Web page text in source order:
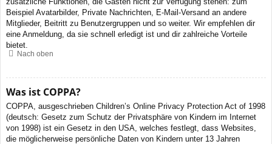
Beispiel Avatarbilder, Private Nachrichten, E-Mail-Versand an andere
Mitglieder, Beitritt zu Benutzergruppen und so weiter. Wir empfehlen dir
eine Anmeldung, da sie schnell erledigt ist und dir zahlreiche Vorteile
bietet.
Nach oben
Was ist COPPA?
COPPA, ausgeschrieben Children’s Online Privacy Protection Act of 1998
(deutsch: Gesetz zum Schutz der Privatsphäre von Kindern im Internet
von 1998) ist ein Gesetz in den USA, welches festlegt, dass Websites,
die möglicherweise persönliche Daten von Kindern unter 13 Jahren